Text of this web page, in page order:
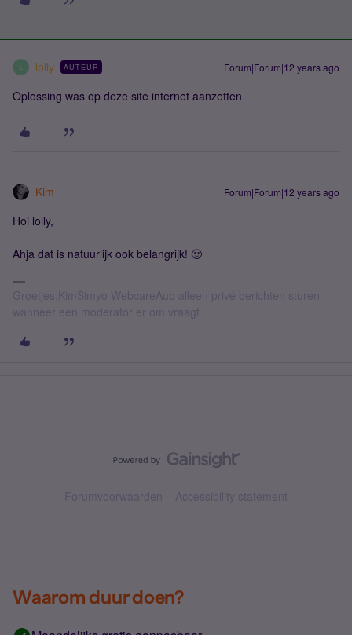
lolly AUTEUR Forum|Forum|12 years ago
Oplossing was op deze site internet aanzetten
Kim Forum|Forum|12 years ago
Hoi lolly,
Ahja dat is natuurlijk ook belangrijk! 🙂
Groetjes,KimSimyo WebcareAub alleen privé berichten sturen
wanneer een moderator er om vraagt
Forumvoorwaarden Accessibility statement
Waarom duur doen?